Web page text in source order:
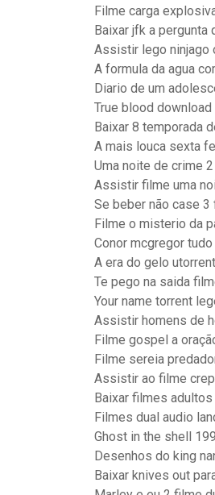
Filme carga
Baixar jfk a pergunta
Assistir lego ninjago
A formula da agua
Diario de um
True blood download
Baixar 8 temporada
A mais louca sexta
Uma noite de crime
Assistir filme uma
Se beber não case
Filme o misterio da
Conor mcgregor
A era do gelo
Te pego na saida
Your name torrent
Assistir homens de
Filme gospel a
Filme sereia
Assistir ao filme
Baixar filmes
Filmes dual audio
Ghost in the shell
Desenhos do king
Baixar knives out